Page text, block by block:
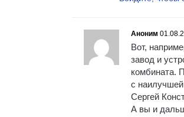
Аноним
Вот,
завод и
комбината.
с
Сергей
А вы и